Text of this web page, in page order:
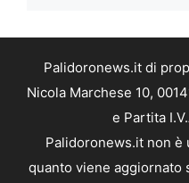
Palidoronews.it di
Nicola Marchese 10,
e Partita
Palidoronews.it non è
quanto viene aggiornato